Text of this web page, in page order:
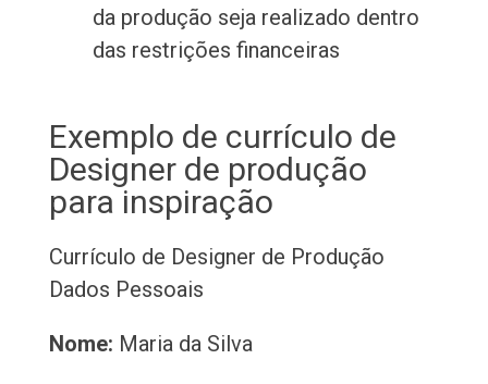
da produção seja realizado dentro
das restrições financeiras
Exemplo de currículo de
Designer de produção
para inspiração
Currículo de Designer de Produção
Dados Pessoais
Nome: Maria da Silva